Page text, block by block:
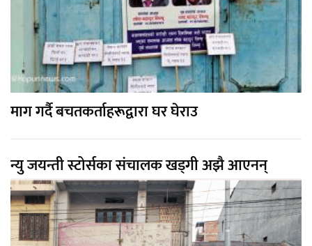
माग गर्दै बचतकर्ताहरूद्वारा घर घेराउ
न्यु जयन्ती स्टोर्सका संचालक खड्गी अझै आएनन्